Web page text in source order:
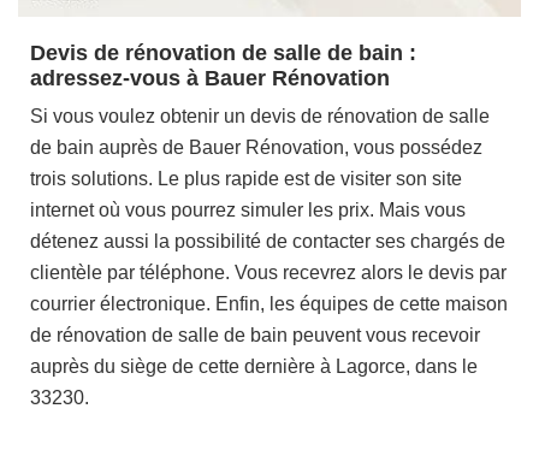
Devis de rénovation de salle de bain :
adressez-vous à Bauer Rénovation
Si vous voulez obtenir un devis de rénovation de salle
de bain auprès de Bauer Rénovation, vous possédez
trois solutions. Le plus rapide est de visiter son site
internet où vous pourrez simuler les prix. Mais vous
détenez aussi la possibilité de contacter ses chargés de
clientèle par téléphone. Vous recevrez alors le devis par
courrier électronique. Enfin, les équipes de cette maison
de rénovation de salle de bain peuvent vous recevoir
auprès du siège de cette dernière à Lagorce, dans le
33230.